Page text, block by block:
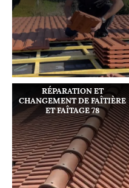
RÉPARATION ET
CHANGEMENT DE FAÎTIÈRE
ET FAÎTAGE 78